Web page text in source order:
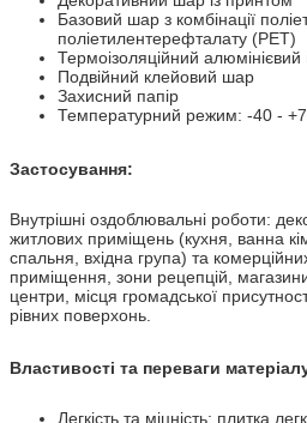
Базовий шар з комбінації
поліетилентерефталату (PET)
Термоізоляційний
Подвійний клейовий шар
Захисний папір
Температурний режим: -40 -
Застосування:
Внутрішні оздоблювальні роботи:
житлових приміщень (кухня, ванна
спальня, вхідна група) та
приміщення, зони рецепцій,
центри, місця громадської
рівних поверхонь.
Властивості та переваги
Легкість та міцність: плитка